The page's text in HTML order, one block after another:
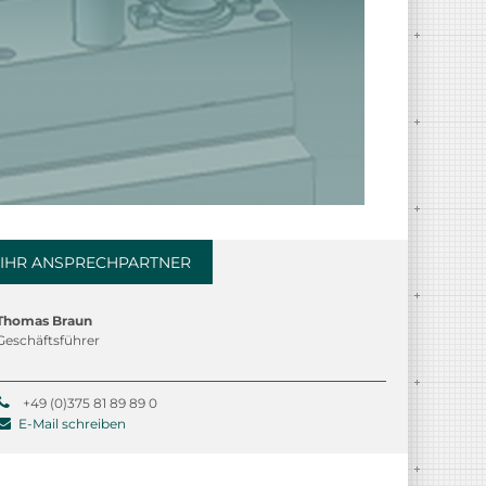
IHR ANSPRECHPARTNER
Braun
+49 (0)375 81 89 89 0
E-Mail schreiben